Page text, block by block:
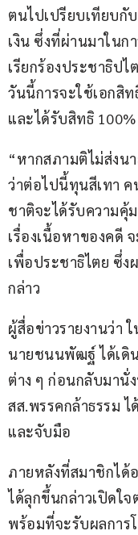
ตนไปเปรียบเทียบกั
เงิน ซึ่งที่ผ่านมาในก
เรียกร้องประชาธิปไ
วันนี้การจะใช้เอกสิ
และได้รับสิทธิ
“หากสภามติไม่ส่ง
ว่าต่อไปนี้ทุนสีเทา
ชาติจะได้รับความคุ้
เรื่องเนื้อหาของคดี
เพื่อประชาธิไตย ซึ่ง
กล่าว
ผู้สื่อข่าวรายงานว่า
นายชนนพัฒฐ์ ได้เดิ
ต่าง ๆ ก่อนกลับมานั่
สส.พรรคกล้าธรรม ไ
และจับมือ
ภายหลังที่สมาชิกได้
ได้ลุกขึ้นกล่าวเปิดใ
พร้อมที่จะรับผลกา